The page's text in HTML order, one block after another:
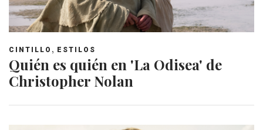
CINTILLO , ESTILOS
Quién es quién en 'La Odisea' de
Christopher Nolan